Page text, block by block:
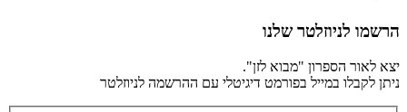
הרשמו לניוזלטר שלנו
יצא לאור הספרון "מבוא לזן".
ניתן לקבלו במייל בפורמט דיגיטלי עם ההרשמה לניוזלטר